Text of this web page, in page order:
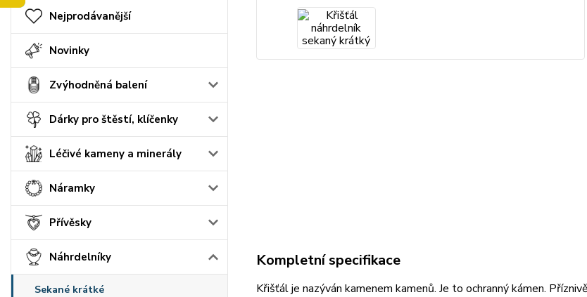
Nejprodávanější
Novinky
Zvýhodněná balení
Dárky pro štěstí, klíčenky
Léčivé kameny a minerály
Náramky
Přívěsky
Náhrdelníky
Sekané krátké
Kompletní specifikace
Křišťál je nazýván kamenem kamenů. Je to ochranný kámen.